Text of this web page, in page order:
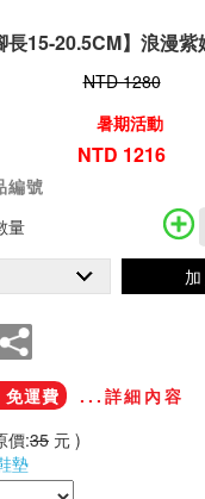
長15-20.5CM】浪漫
NTD 1280
暑期活動
NTD 1216
編號
量
運費
...詳細內容
價:35 元 )
墊